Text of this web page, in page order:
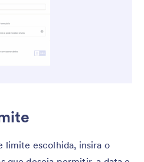
limite escolhida, insira o